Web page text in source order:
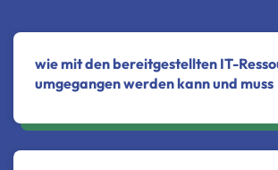
wie mit den bereitgestellten IT-
umgegangen werden kann und muss